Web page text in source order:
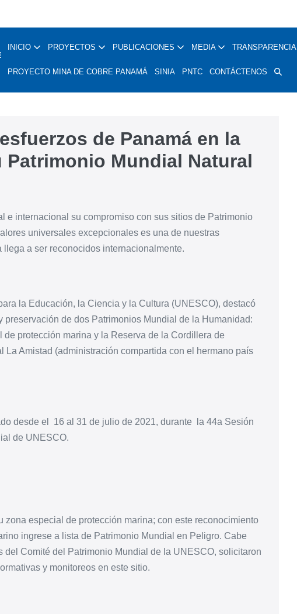
INICIO PROYECTOS PUBLICACIONES MEDIA TRANSPARENCIA
PROYECTO MINA DE COBRE PANAMÁ SINIA PNTC CONTÁCTENOS
de Panamá en la
Mundial Natural
e internacional su compromiso con sus sitios de Patrimonio
universales excepcionales es una de nuestras
a ser reconocidos internacionalmente.
la Educación, la Ciencia y la Cultura (UNESCO), destacó
preservación de dos Patrimonios Mundial de la Humanidad:
protección marina y la Reserva de la Cordillera de
La Amistad (administración compartida con el hermano país
desde el 16 al 31 de julio de 2021, durante la 44a Sesión
de UNESCO.
especial de protección marina; con este reconocimiento
ingrese a lista de Patrimonio Mundial en Peligro. Cabe
Comité del Patrimonio Mundial de la UNESCO, solicitaron
y monitoreos en este sitio.